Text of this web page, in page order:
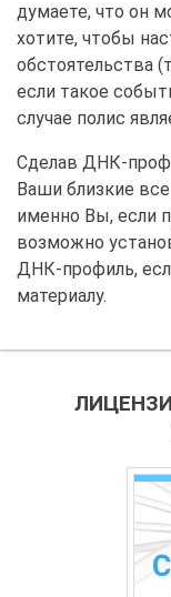
думаете, что он
хотите, чтобы
обстоятельства
если такое
случае полис
Сделав ДНК-
Ваши близкие
именно Вы, если
возможно
ДНК-профиль,
материалу.